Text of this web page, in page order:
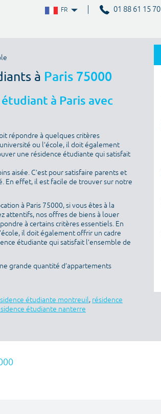
FR 01 88 61 15 70
à Paris 75000
à Paris avec
répondre à quelques critères
ou l’école, il doit également
une résidence étudiante qui satisfait
aisée. C’est pour satisfaire parents et
En effet, il est facile de trouver sur notre
à Paris 75000, si vous êtes à la
attentifs, nos offres de biens à louer
à certains critères essentiels. En
il doit également offrir un cadre
étudiante qui satisfait l’ensemble de
grande quantité d’appartements
étudiante montreuil, résidence
étudiante nanterre